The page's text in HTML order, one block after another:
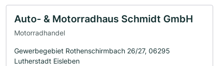
Auto- & Motorradhaus Schmidt GmbH
Motorradhandel
Gewerbegebiet Rothenschirmbach 26/27, 06295
Lutherstadt Eisleben